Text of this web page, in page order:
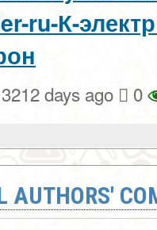
ru-К-
3212 days ago 0
AUTHORS'